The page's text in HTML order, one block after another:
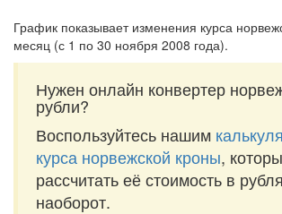
График показывает изменения курса
месяц (с 1 по 30 ноября 2008 года).
Нужен онлайн конвертер
рубли?
Воспользуйтесь нашим
курса норвежской кроны,
рассчитать её стоимость в
наоборот.